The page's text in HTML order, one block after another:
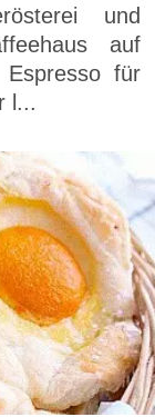
und
auf
für
l...